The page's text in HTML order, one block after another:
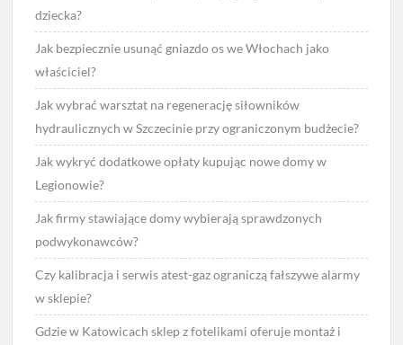
dziecka?
Jak bezpiecznie usunąć gniazdo os we Włochach jako
właściciel?
Jak wybrać warsztat na regenerację siłowników
hydraulicznych w Szczecinie przy ograniczonym budżecie?
Jak wykryć dodatkowe opłaty kupując nowe domy w
Legionowie?
Jak firmy stawiające domy wybierają sprawdzonych
podwykonawców?
Czy kalibracja i serwis atest-gaz ograniczą fałszywe alarmy
w sklepie?
Gdzie w Katowicach sklep z fotelikami oferuje montaż i